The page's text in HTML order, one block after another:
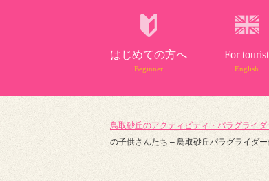
はじめての方へ
Beginner
For tourist
English
鳥取砂丘のアクティビティ・パラグライ
の子供さんたち – 鳥取砂丘パラグライ